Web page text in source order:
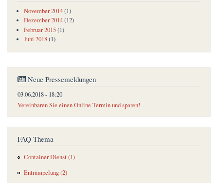
November 2014(1)
Dezember 2014(12)
Februar 2015(1)
Juni 2018(1)
Neue Pressemeldungen
03.06.2018 - 18:20
Vereinbaren Sie einen Online-Termin und sparen!
FAQ Thema
Container-Dienst (1)
Entrümpelung (2)